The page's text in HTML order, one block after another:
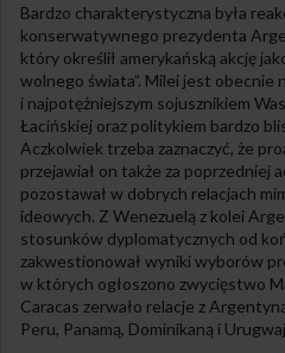
Bardzo charakterystyczna była
konserwatywnego prezydenta
który określił amerykańską akcję
wolnego świata”. Milei jest obecnie
i najpotężniejszym sojusznikiem
Łacińskiej oraz politykiem bardzo
Aczkolwiek trzeba zaznaczyć, że
przejawiał on także za poprzedniej
pozostawał w dobrych relacjach
ideowych. Z Wenezuelą z kolei
stosunków dyplomatycznych od
zakwestionował wyniki wyborów
w których ogłoszono zwycięstwo
Caracas zerwało relacje z
Peru, Panamą, Dominikaną i